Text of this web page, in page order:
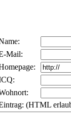
Mail:
(HTML